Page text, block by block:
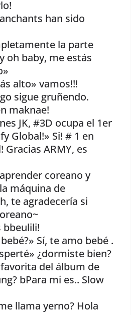
han sido
la parte
oh baby, me estás
alto» vamos!!!
sigue gruñendo.
maknae!
JK, #3D ocupa el 1er
Global!» Si! # 1 en
ARMY, es
coreano y
máquina de
te agradecería si
bbeulili!
Sí, te amo bebé .
¿dormiste bien?
del álbum de
bPara mi es.. Slow
llama yerno? Hola